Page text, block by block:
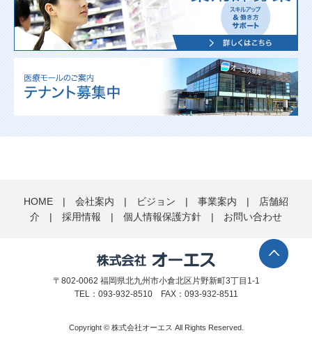
HOME | 会社案内 | ビジョン | 事業案内 | 店舗紹
介 | 採用情報 | 個人情報保護方針 | お問い合わせ
〒802-0062 福岡県北九州市小倉北区片野新町3丁目1-1
TEL：093-932-8510 FAX：093-932-8511
Copyright © 株式会社オーエス All Rights Reserved.